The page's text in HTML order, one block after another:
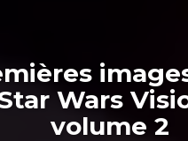
Wars
volume 2